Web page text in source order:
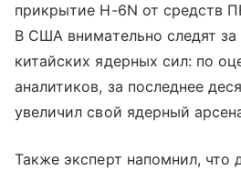
прикрытие H-6N от средств
В США внимательно следят за
китайских ядерных сил: по
аналитиков, за последнее
увеличил свой ядерный
Также эксперт напомнил, что